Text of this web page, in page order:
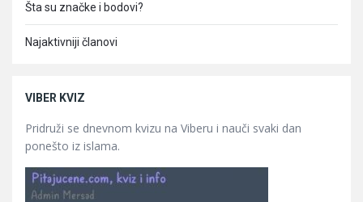
Šta su značke i bodovi?
Najaktivniji članovi
VIBER KVIZ
Pridruži se dnevnom kvizu na Viberu i nauči svaki dan
ponešto iz islama.